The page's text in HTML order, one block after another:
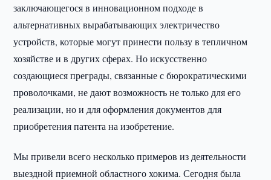
заключающегося в инновационном подходе в
альтернативных вырабатывающих электричество
устройств, которые могут принести пользу в тепличном
хозяйстве и в других сферах. Но искусственно
создающиеся преграды, связанные с бюрократическими
проволочками, не дают возможность не только для его
реализации, но и для оформления документов для
приобретения патента на изобретение.
Мы привели всего несколько примеров из деятельности
выездной приемной областного хокима. Сегодня была